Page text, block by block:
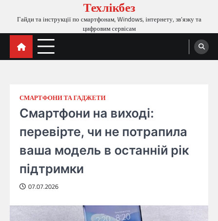
Техлікбез
Гайди та інструкції по смартфонам, Windows, інтернету, зв'язку та
цифровим сервісам
СМАРТФОНИ ТА ГАДЖЕТИ
Смартфони на виході:
перевірте, чи не потрапила
ваша модель в останній рік
підтримки
07.07.2026